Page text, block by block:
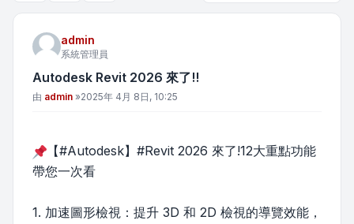
admin
系統管理員
Autodesk Revit 2026 來了!!
文章
由 admin »2025年 4月 8日, 10:25
【#Autodesk】#Revit 2026 來了!12大重點功能
帶您一次看
1. 加速圖形檢視：提升 3D 和 2D 檢視的導覽效能，